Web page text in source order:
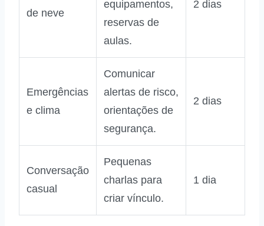
de neve
equipamentos,
reservas de
aulas.
2 dias
Emergências
e clima
Comunicar
alertas de risco,
orientações de
segurança.
2 dias
Conversação
casual
Pequenas
charlas para
criar vínculo.
1 dia